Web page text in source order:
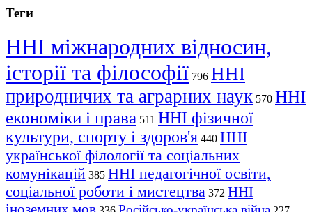
Теги
ННІ міжнародних відносин,
історії та філософії 796 ННІ
природничих та аграрних наук 570 ННІ
економіки і права 511 ННІ фізичної
культури, спорту і здоров'я 440 ННІ
української філології та соціальних
комунікацій 385 ННІ педагогічної освіти,
соціальної роботи і мистецтва 372 ННІ